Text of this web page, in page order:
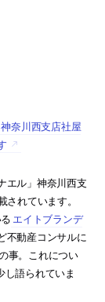
奈川西支店社屋
エル」神奈川西支
れています。
エイトブランデ
不動産コンサルに
事。これについ
し語られていま